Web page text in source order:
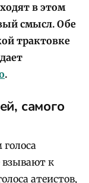
в этом
смысл. Обе
трактовке
.
самого
взывают к
атеистов,